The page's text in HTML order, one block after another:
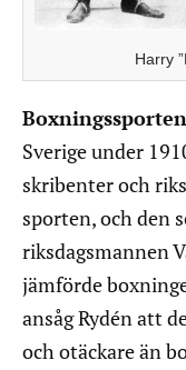
Harry
Sverige under
skribenter och
sporten, och den
riksdagsmannen
jämförde
ansåg Rydén att
och otäckare än